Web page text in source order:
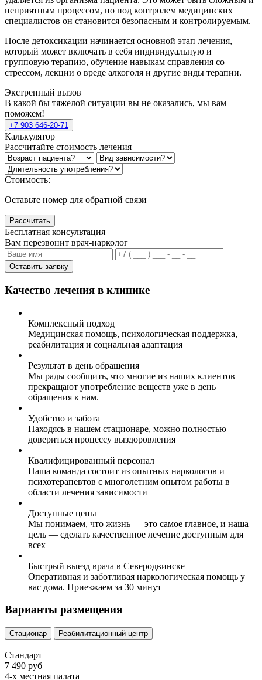
неприятным процессом, но под контролем медицинских
специалистов он становится безопасным и контролируемым.
После детоксикации начинается основной этап лечения,
который может включать в себя индивидуальную и
групповую терапию, обучение навыкам справления со
стрессом, лекции о вреде алкоголя и другие виды терапии.
Экстренный вызов
В какой бы тяжелой ситуации вы не оказались, мы вам
поможем!
+7 903 646-20-71
Калькулятор
Рассчитайте стоимость лечения
Стоимость:
Оставьте номер для обратной связи
Рассчитать
Бесплатная консультация
Вам перезвонит врач-нарколог
Оставить заявку
Качество лечения в клинике
Комплексный подход
Медицинская помощь, психологическая поддержка,
реабилитация и социальная адаптация
Результат в день обращения
Мы рады сообщить, что многие из наших клиентов
прекращают употребление веществ уже в день
обращения к нам.
Удобство и забота
Находясь в нашем стационаре, можно полностью
довериться процессу выздоровления
Квалифицированный персонал
Наша команда состоит из опытных наркологов и
психотерапевтов с многолетним опытом работы в
области лечения зависимости
Доступные цены
Мы понимаем, что жизнь — это самое главное, и наша
цель — сделать качественное лечение доступным для
всех
Быстрый выезд врача в Северодвинске
Оперативная и заботливая наркологическая помощь у
вас дома. Приезжаем за 30 минут
Варианты размещения
Стационар Реабилитационный центр
Стандарт
7 490 руб
4-х местная палата